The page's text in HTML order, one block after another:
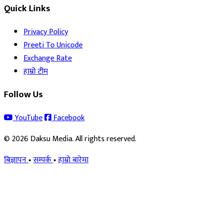
Quick Links
Privacy Policy
Preeti To Unicode
Exchange Rate
हाम्रो टीम
Follow Us
YouTube
Facebook
© 2026 Daksu Media. All rights reserved.
बिज्ञापन•सम्पर्क•हाम्रो बारेमा